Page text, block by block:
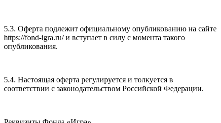
5.3. Оферта подлежит официальному опубликованию на сайте
https://fond-igra.ru/ и вступает в силу с момента такого
опубликования.
5.4. Настоящая оферта регулируется и толкуется в
соответствии с законодательством Российской Федерации.